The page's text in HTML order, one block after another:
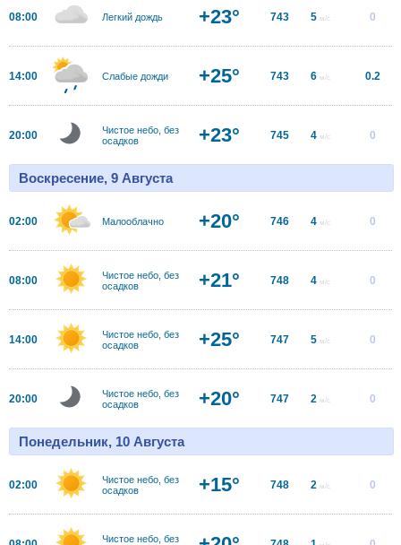
08:00 Легкий дождь +23° 743 5 м/с 0
14:00 Слабые дожди +25° 743 6 м/с 0.2
20:00
Чистое небо, без
осадков
+23° 745 4 м/с 0
Воскресение, 9 Августа
02:00 Малооблачно +20° 746 4 м/с 0
08:00
Чистое небо, без
осадков
+21° 748 4 м/с 0
14:00
Чистое небо, без
осадков
+25° 747 5 м/с 0
20:00
Чистое небо, без
осадков
+20° 747 2 м/с 0
Понедельник, 10 Августа
02:00
Чистое небо, без
осадков
+15° 748 2 м/с 0
Чистое небо, без